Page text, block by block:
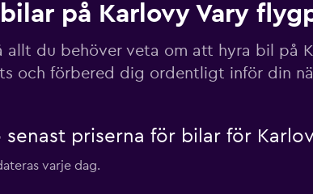
Visa priser
på Karlovy Vary
allt du behöver veta om att hyra bil på
och förbered dig ordentligt inför din
priserna för bilar för
varje dag.